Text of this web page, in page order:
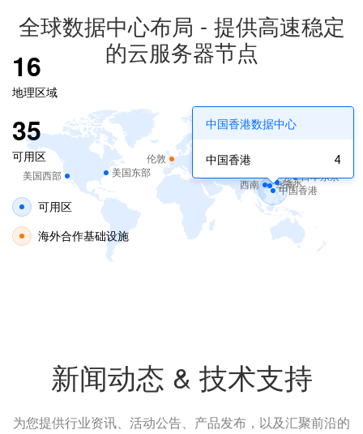
全球数据中心布局 - 提供高速稳定
的云服务器节点
华南
华东
西南 中国香港
中国香港数据中心
4
中国香港
美国东部
美国西部 日本东京
伦敦
16
地理区域
35
可用区
可用区
海外合作基础设施
新闻动态 & 技术支持
为您提供行业资讯、活动公告、产品发布，以及汇聚前沿的